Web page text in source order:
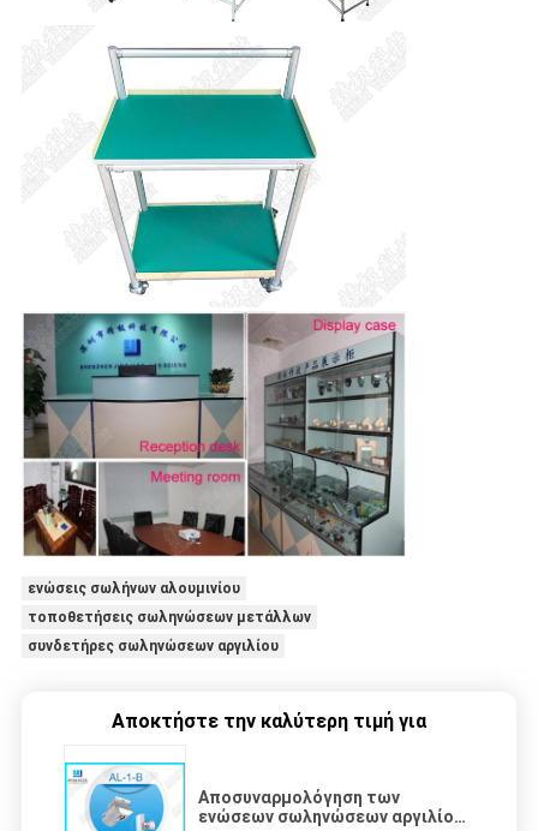
ενώσεις σωλήνων αλουμινίου
τοποθετήσεις σωληνώσεων μετάλλων
συνδετήρες σωληνώσεων αργιλίου
Αποκτήστε την καλύτερη τιμή για
Αποσυναρμολόγηση των
ενώσεων σωληνώσεων αργιλίου,